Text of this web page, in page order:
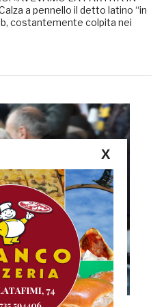
a pennello il detto latino “in
costantemente colpita nei
X